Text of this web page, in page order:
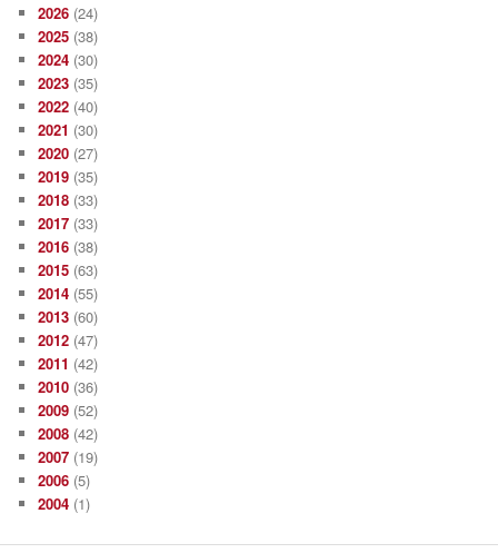
2026 (24)
2025 (38)
2024 (30)
2023 (35)
2022 (40)
2021 (30)
2020 (27)
2019 (35)
2018 (33)
2017 (33)
2016 (38)
2015 (63)
2014 (55)
2013 (60)
2012 (47)
2011 (42)
2010 (36)
2009 (52)
2008 (42)
2007 (19)
2006 (5)
2004 (1)